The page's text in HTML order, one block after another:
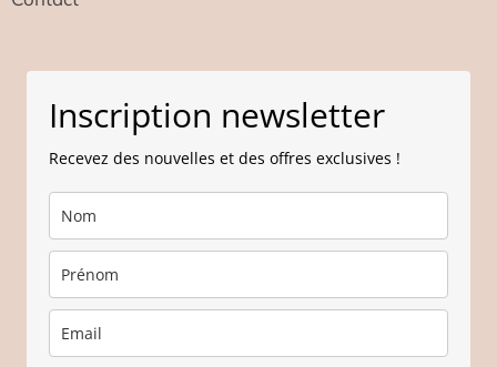
Inscription newsletter
Recevez des nouvelles et des offres exclusives !